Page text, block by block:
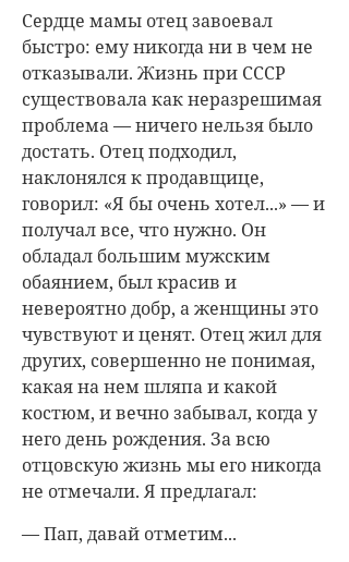
Сердце мамы отец завоевал
быстро: ему никогда ни в чем не
отказывали. Жизнь при СССР
существовала как неразрешимая
проблема — ничего нельзя было
достать. Отец подходил,
наклонялся к продавщице,
говорил: «Я бы очень хотел...» — и
получал все, что нужно. Он
обладал большим мужским
обаянием, был красив и
невероятно добр, а женщины это
чувствуют и ценят. Отец жил для
других, совершенно не понимая,
какая на нем шляпа и какой
костюм, и вечно забывал, когда у
него день рождения. За всю
отцовскую жизнь мы его никогда
не отмечали. Я предлагал:
— Пап, давай отметим...